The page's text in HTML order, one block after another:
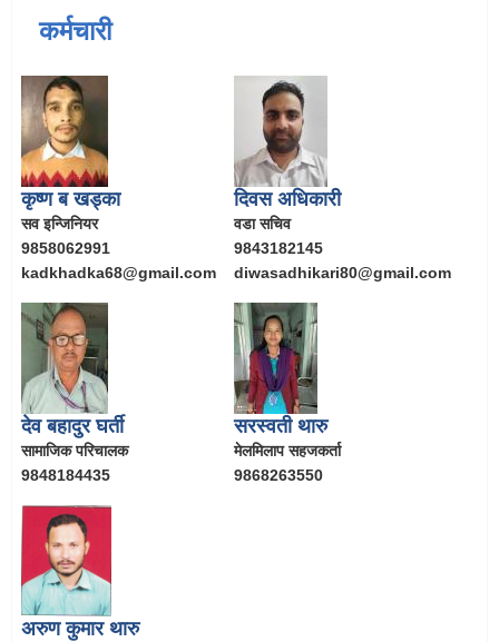
कर्मचारी
कृष्ण ब खड्का
सव इन्जिनियर
9858062991
kadkhadka68@gmail.com
दिवस अधिकारी
वडा सचिव
9843182145
diwasadhikari80@gmail.com
देव बहादुर घर्ती
सामाजिक परिचालक
9848184435
सरस्वती थारु
मेलमिलाप सहजकर्ता
9868263550
अरुण कुमार थारु